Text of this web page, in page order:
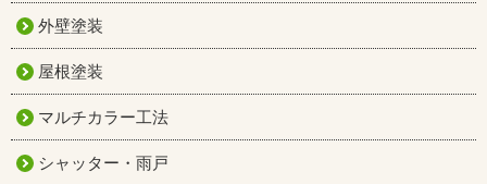
外壁塗装
屋根塗装
マルチカラー工法
シャッター・雨戸